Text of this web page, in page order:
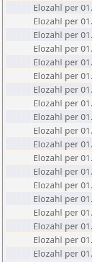
Elozahl per
Elozahl per
Elozahl per
Elozahl per
Elozahl per
Elozahl per
Elozahl per
Elozahl per
Elozahl per
Elozahl per
Elozahl per
Elozahl per
Elozahl per
Elozahl per
Elozahl per
Elozahl per
Elozahl per
Elozahl per
Elozahl per